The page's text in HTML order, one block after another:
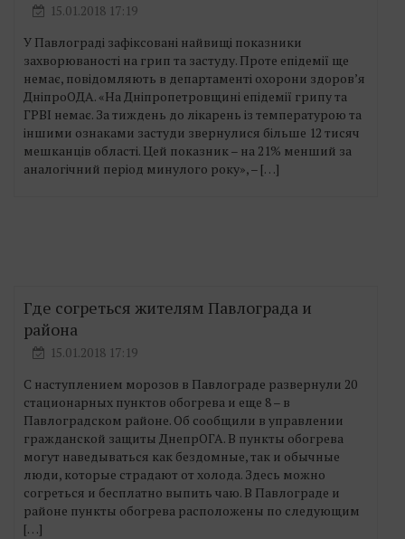
15.01.2018 17:19
У Павлограді зафіксовані найвищі показники
захворюваності на грип та застуду. Проте епідемії ще
немає, повідомляють в департаменті охорони здоров’я
ДніпроОДА. «На Дніпропетровщині епідемії грипу та
ГРВІ немає. За тиждень до лікарень із температурою та
іншими ознаками застуди звернулися більше 12 тисяч
мешканців області. Цей показник – на 21% менший за
аналогічний період минулого року», – […]
Где согреться жителям Павлограда и
района
15.01.2018 17:19
С наступлением морозов в Павлограде развернули 20
стационарных пунктов обогрева и еще 8 – в
Павлоградском районе. Об сообщили в управлении
гражданской защиты ДнепрОГА. В пункты обогрева
могут наведываться как бездомные, так и обычные
люди, которые страдают от холода. Здесь можно
согреться и бесплатно выпить чаю. В Павлограде и
районе пункты обогрева расположены по следующим
[…]